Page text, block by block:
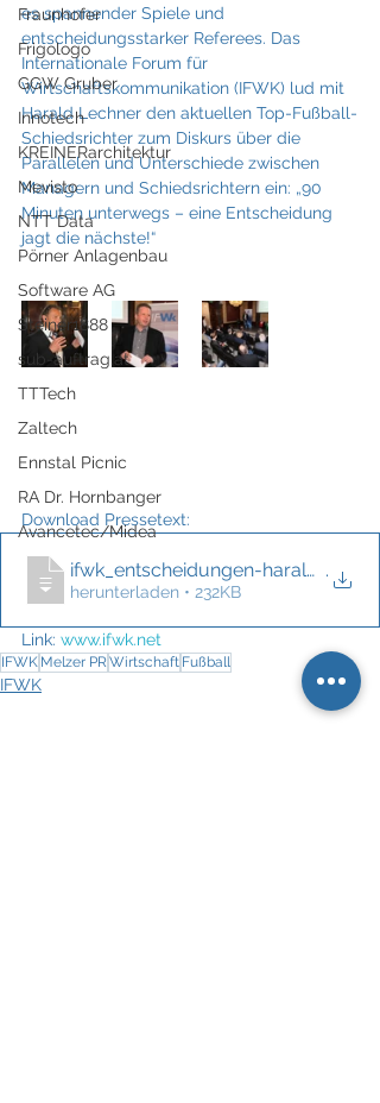
Fraunhofer
Frigologo
GGW Gruber
Innotech
KREINERarchitektur
Mevisto
NTT Data
Pörner Anlagenbau
Software AG
Steiner1888
sub-auftrag.at
TTTech
Zaltech
Ennstal Picnic
RA Dr. Hornbanger
Avancetec/Midea
es spannender Spiele und
entscheidungsstarker Referees. Das
Internationale Forum für
Wirtschaftskommunikation (IFWK) lud mit
Harald Lechner den aktuellen Top-Fußball-
Schiedsrichter zum Diskurs über die
Parallelen und Unterschiede zwischen
Managern und Schiedsrichtern ein: „90
Minuten unterwegs – eine Entscheidung
jagt die nächste!“
Download Pressetext:
ifwk_entscheidungen-harald- .
herunterladen • 232KB
Link: www.ifwk.net
IFWK Melzer PRWirtschaft Fußball
IFWK